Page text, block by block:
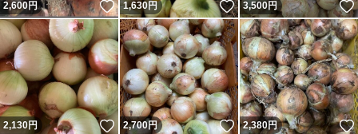
2,600円 いいね！
1,630円 いいね！
3,500円
2,130円 いいね！
2,700円 いいね！
2,380円